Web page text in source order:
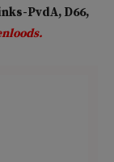
PvdA, D66,